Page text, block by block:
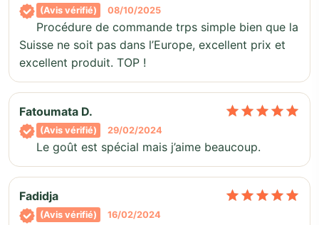
(Avis vérifié) 08/10/2025
Procédure de commande trps simple bien que la
Suisse ne soit pas dans l’Europe, excellent prix et
excellent produit. TOP !
Fatoumata D.
(Avis vérifié) 29/02/2024
Le goût est spécial mais j’aime beaucoup.
Fadidja
(Avis vérifié) 16/02/2024